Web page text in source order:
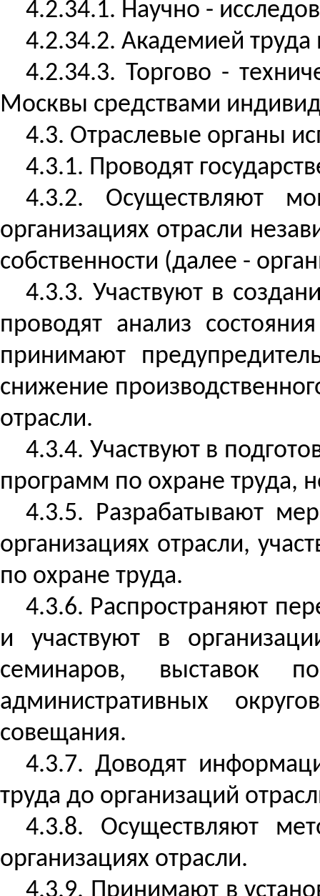
4.2.34.1. Научно -
4.2.34.2. Академией
4.2.34.3. Торгово -
Москвы средствами
4.3. Отраслевые органы
4.3.1. Проводят
4.3.2. Осуществляют
организациях отрасли
собственности (далее -
4.3.3. Участвуют в
проводят анализ
принимают
снижение
отрасли.
4.3.4. Участвуют в
программ по охране труда,
4.3.5. Разрабатывают
организациях отрасли,
по охране труда.
4.3.6. Распространяют
и участвуют в
семинаров, выставок
административных
совещания.
4.3.7. Доводят
труда до организаций
4.3.8. Осуществляют
организациях отрасли.